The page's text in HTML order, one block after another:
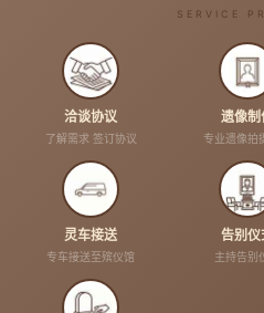
SERVICE
洽谈协议
了解需求 签订协议
遗像制
专业遗像拍
灵车接送
专车接送至殡仪馆
告别仪
主持告别